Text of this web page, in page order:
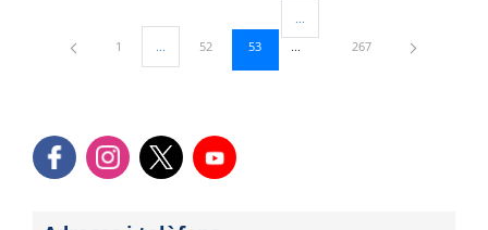
Pàgina
1 ...Pàgines intermèdies Utilitzeu TAB per navegar.
Pàgina
52 Pàgina
53
Pàgines intermèdies Utilitzeu
Pàgina
267